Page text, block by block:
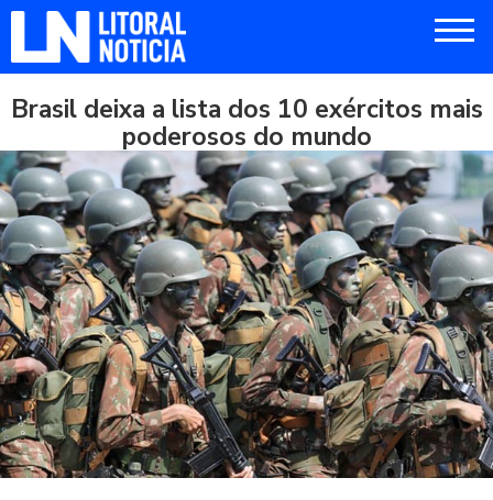
Brasil deixa a lista dos 10 exércitos mais
poderosos do mundo